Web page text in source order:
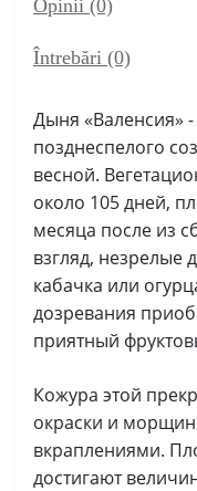
Opinii (0)
Întrebări (0)
Дыня «Валенсия» -
позднеспелого
весной.
около 105 дней,
месяца после из
взгляд, незрелые
кабачка или
дозревания
приятный
Кожура этой
окраски и
вкраплениями.
достигают